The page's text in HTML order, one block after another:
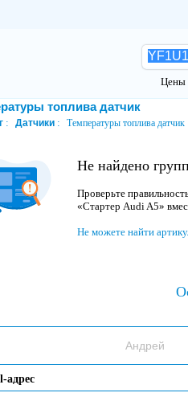
Цены
топлива датчик
Датчики Температуры топлива датчик
Не найдено
Проверьте
«Стартер Audi A5»
Не можете найти
адрес